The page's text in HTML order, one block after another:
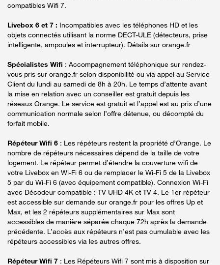
compatibles Wifi 7.
Livebox 6 et 7 : Incompatibles avec les téléphones HD et les
objets connectés utilisant la norme DECT-ULE (détecteurs, prise
intelligente, ampoules et interrupteur). Détails sur orange.fr
Spécialistes Wifi : Accompagnement téléphonique sur rendez-
vous pris sur orange.fr selon disponibilité ou via appel au Service
Client du lundi au samedi de 8h à 20h. Le temps d’attente avant
la mise en relation avec un conseiller est gratuit depuis les
réseaux Orange. Le service est gratuit et l’appel est au prix d’une
communication normale selon l’offre détenue, ou décompté du
forfait mobile.
Répéteur Wifi 6 : Les répéteurs restent la propriété d’Orange. Le
nombre de répéteurs nécessaires dépend de la taille de votre
logement. Le répéteur permet d’étendre la couverture wifi de
votre Livebox en Wi-Fi 6 ou de remplacer le Wi-Fi 5 de la Livebox
5 par du Wi-Fi 6 (avec équipement compatible). Connexion Wi-Fi
avec Décodeur compatible : TV UHD 4K et TV 4. Le 1er répéteur
est accessible sur demande sur orange.fr pour les offres Up et
Max, et les 2 répéteurs supplémentaires sur Max sont
accessibles de manière séparée chaque 72h après la demande
précédente. L’accès aux répéteurs n’est pas cumulable avec les
répéteurs accessibles via les autres offres.
Répéteur Wifi 7 : Les Répéteurs Wifi 7 sont mis à disposition sur